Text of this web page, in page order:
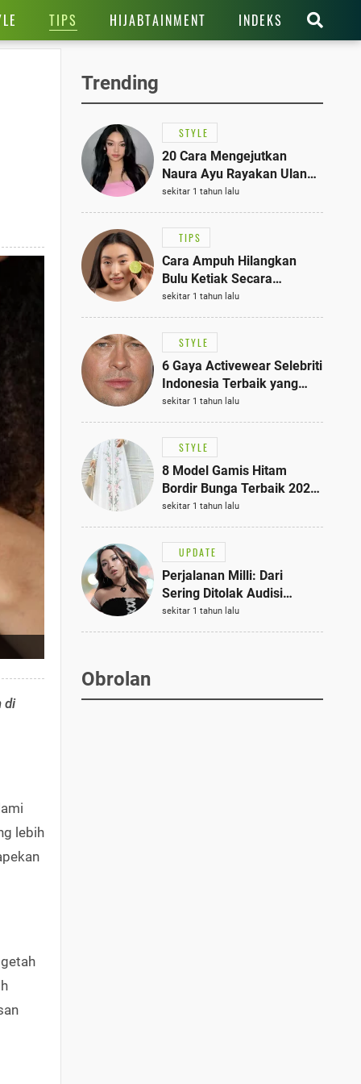
TIPS HIJABTAINMENT INDEKS
di
lebih
Trending
STYLE
20 Cara Mengejutkan
Naura Ayu Rayakan Ulang
Tahun di Panti Asuhan,
Terlihat Anggun dengan
Kaftan Cokelat
sekitar 1 tahun lalu
TIPS
Cara Ampuh Hilangkan
Bulu Ketiak Secara
Permanen dalam 5
Langkah Sederhana
sekitar 1 tahun lalu
STYLE
6 Gaya Activewear Selebriti
Indonesia Terbaik yang
Bisa Jadi Inspirasi
Fashionmu
sekitar 1 tahun lalu
STYLE
8 Model Gamis Hitam
Bordir Bunga Terbaik 2025,
Stylish untuk Hangout
hingga Acara Semi-Formal
sekitar 1 tahun lalu
UPDATE
Perjalanan Milli: Dari
Sering Ditolak Audisi
hingga Menjadi Rapper Top
10 Thailand
sekitar 1 tahun lalu
Obrolan